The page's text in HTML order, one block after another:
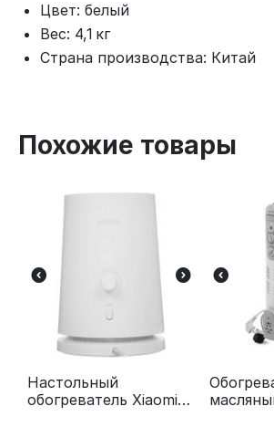
Цвет: белый
Вес: 4,1 кг
Страна производства: Китай
Похожие товары
Настольный
обогреватель Xiaomi